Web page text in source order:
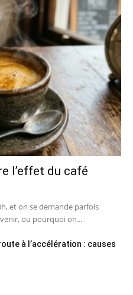
l’effet du café
et on se demande parfois
ou pourquoi on...
à l’accélération : causes